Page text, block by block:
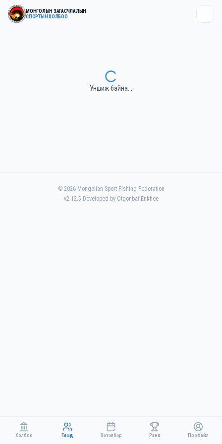
МОНГОЛЫН ЗАГАСЧЛАЛЫН
СПОРТЫН ХОЛБОО
Холбоо Гишүүд Хөтөлбөр Ранк Профайл
Уншиж байна...
© 2026Mongolian Sport Fishing Federation
v2.12.5 Developed by Otgonbat Enkhee